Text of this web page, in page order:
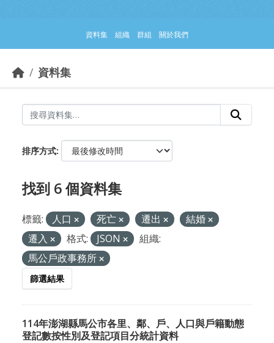
資料集 組織 群組 關於我們
資料集
排序方式
找到 6 個資料集
標籤: 人口 死亡 遷出
結婚
遷入
格式: JSON
組織:
馬公戶政事務所
篩選結果
114年澎湖縣馬公市各里、鄰、戶、人口與戶籍動態
登記數按性別及登記項目分統計資料